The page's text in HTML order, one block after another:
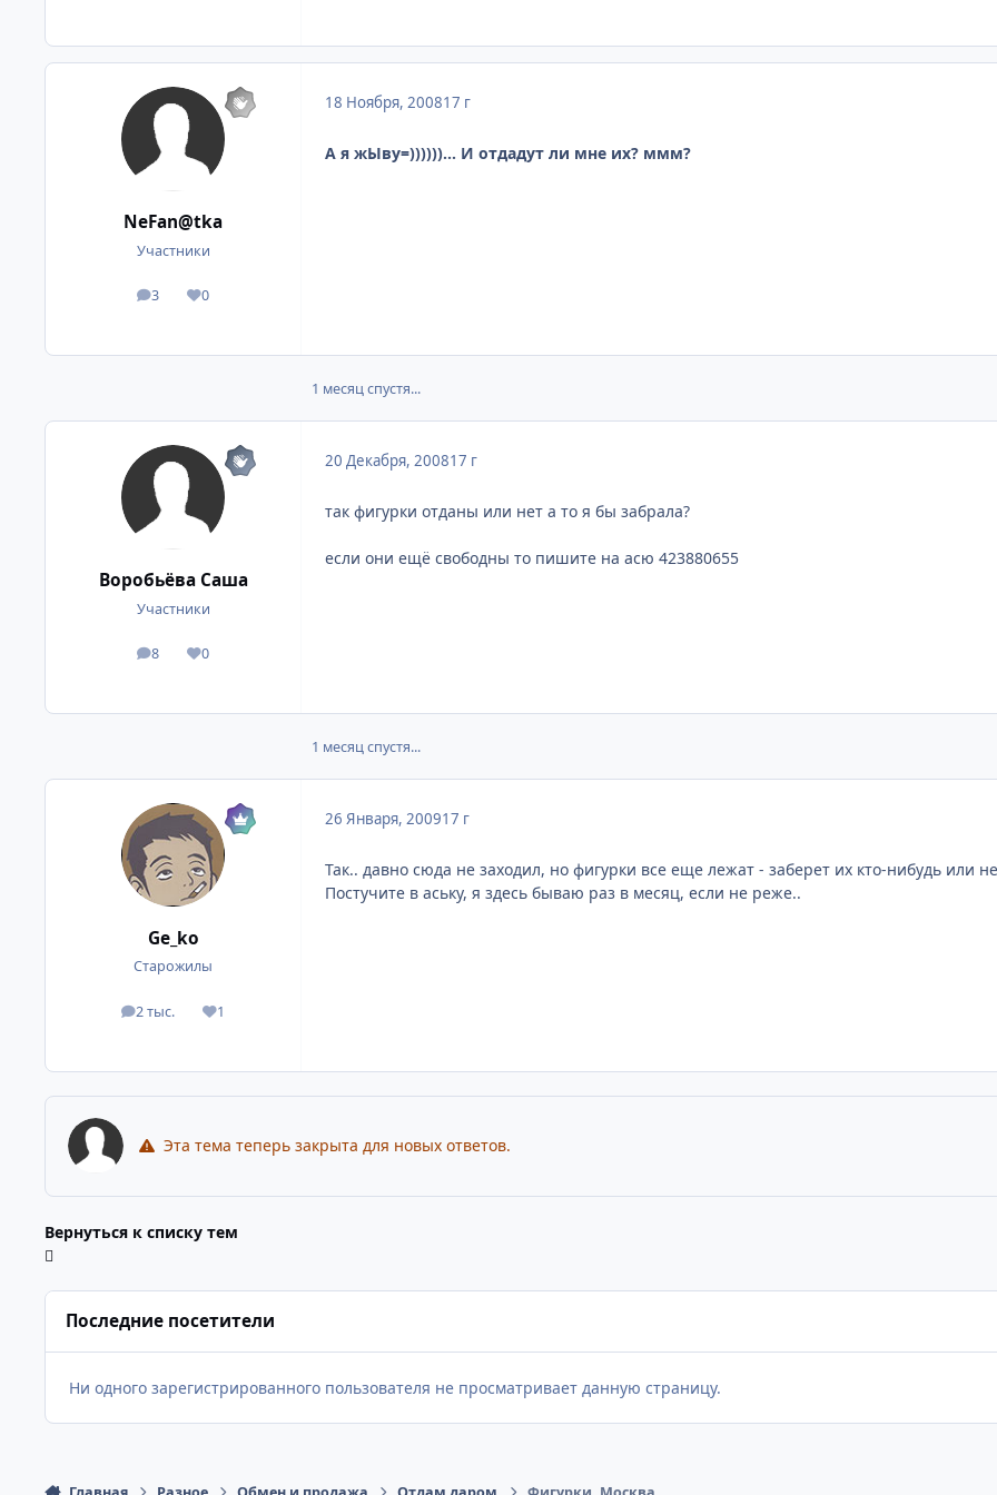
NeFan@tka
Участники
3
посты 0
Репутация
18 Ноября, 200817 г
А я жЫву=))))))... И отдадут ли мне их? ммм?
1 месяц спустя...
Воробьёва Саша
Участники
8
посты 0
Репутация
20 Декабря, 200817 г
так фигурки отданы или нет а то я бы забрала?
если они ещё свободны то пишите на асю 423880655
1 месяц спустя...
Ge_ko
Старожилы
2 тыс.
посты 1
Репутация
26 Января, 200917 г
Так.. давно сюда не заходил, но фигурки все еще лежат - заберет их кто-нибудь или
Постучите в аську, я здесь бываю раз в месяц, если не реже..
Эта тема теперь закрыта для новых ответов.
Вернуться к списку тем
Последние посетители
Ни одного зарегистрированного пользователя не просматривает данную страницу.